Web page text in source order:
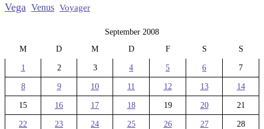
Vega Venus Voyager
September 2008
M
D M D F S S
1 2 3 4 5 6 7
8 9 10 11 12 13 14
15 16 17 18 19 20 21
22 23 24 25 26 27 28